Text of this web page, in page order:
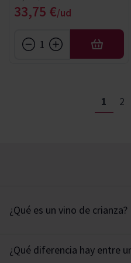
Precio especial
33,75 €
AÑADIR
1 2
¿Qué es un vino de crianza?
envejecimiento de, al menos,
¿Qué diferencia hay entre